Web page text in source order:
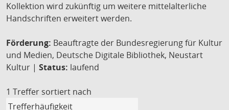
Kollektion wird zukünftig um weitere mittelalterliche
Handschriften erweitert werden.
Förderung: Beauftragte der Bundesregierung für Kultur
und Medien, Deutsche Digitale Bibliothek, Neustart
Kultur | Status: laufend
1 Treffer sortiert nach